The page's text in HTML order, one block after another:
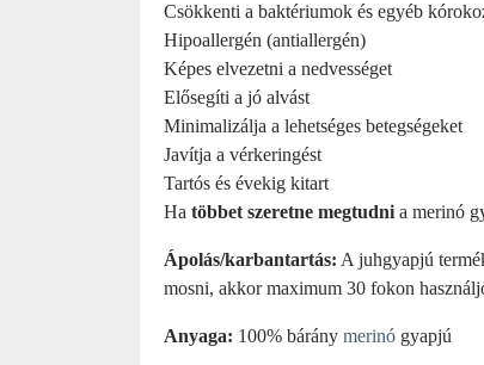
Csökkenti a baktériumok és egyéb
Hipoallergén (antiallergén)
Képes elvezetni a nedvességet
Elősegíti a jó alvást
Minimalizálja a lehetséges betegségeket
Javítja a vérkeringést
Tartós és évekig kitart
Ha többet szeretne megtudni a merinó
Ápolás/karbantartás: A juhgyapjú
mosni, akkor maximum 30 fokon
Anyaga: 100% bárány merinó gyapjú